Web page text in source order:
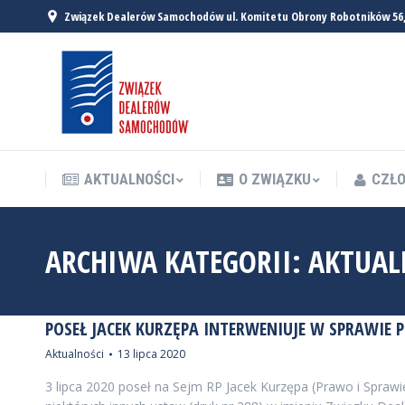
Związek Dealerów Samochodów ul. Komitetu Obrony Robotników
AKTUALNOŚCI O ZWIĄZKU
ARCHIWA KATEGORII:
POSEŁ JACEK KURZĘPA INTERWENIUJE W SPRAWIE
Aktualności 13 lipca 2020
3 lipca 2020 poseł na Sejm RP Jacek Kurzępa (Prawo i
AKTUALNOŚCI O ZWIĄZKU